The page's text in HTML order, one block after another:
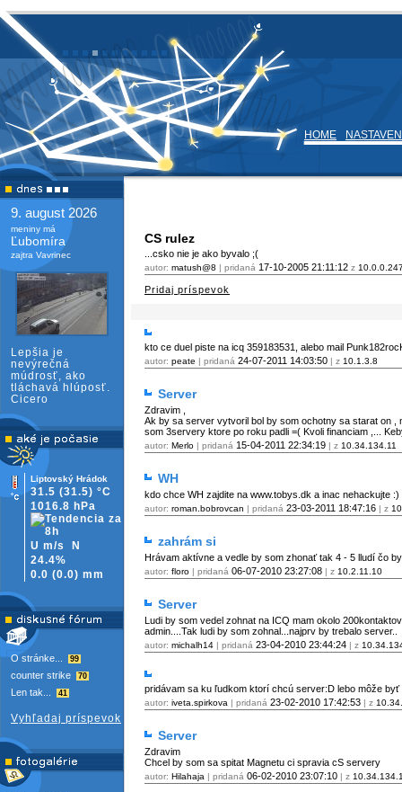
HOME
9. august 2026
meniny má
Ľubomíra
zajtra Vavrinec
Lepšia je
nevýrečná
múdrosť, ako
tláchavá hlúposť.
Cicero
Liptovský Hrádok
31.5 (31.5) °C
1016.8 hPa
U m/s
N
24.4%
0.0 (0.0) mm
O stránke... 99
counter strike 70
Len tak... 41
Vyhľadaj príspevok
CS rulez
...csko nie je ako byvalo ;(
autor: matush@8 | pridaná 17-10-2005 21:11:12 z
Pridaj príspevok
kto ce duel piste na icq 359183531, alebo mail
autor: peate | pridaná 24-07-2011 14:03:50 | z 10.1.3.8
Server
Zdravim ,
Ak by sa server vytvoril bol by som ochotny sa starat on ,
som 3servery ktore po roku padli =( Kvoli financiam ,...
autor: Merlo | pridaná 15-04-2011 22:34:19 | z 10.34.134.11
WH
kdo chce WH zajdite na www.tobys.dk a inac nehackujte :)
autor: roman.bobrovcan | pridaná 23-03-2011 18:47:16 | z
zahrám si
Hrávam aktívne a vedle by som zhonať tak 4 - 5 lludí čo
autor: floro | pridaná 06-07-2010 23:27:08 | z 10.2.11.10
Server
Ludi by som vedel zohnat na ICQ mam okolo
admin....Tak ludi by som zohnal...najprv by trebalo server..
autor: michalh14 | pridaná 23-04-2010 23:44:24 | z
pridávam sa ku ľudkom ktorí chcú server:D lebo môže byť
autor: iveta.spirkova | pridaná 23-02-2010 17:42:53 | z
Server
Zdravim
Chcel by som sa spitat Magnetu ci spravia cS servery
autor: Hilahaja | pridaná 06-02-2010 23:07:10 | z